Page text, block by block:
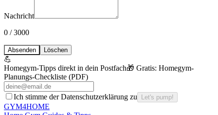
Nachricht
0 / 3000
Absenden Löschen
💪
Homegym-Tipps direkt in dein Postfach🎁 Gratis: Homegym-
Planungs-Checkliste (PDF)
Ich stimme der Datenschutzerklärung zu Let's pump!
GYM4HOME